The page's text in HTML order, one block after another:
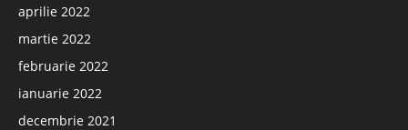
aprilie 2022
martie 2022
februarie 2022
ianuarie 2022
decembrie 2021